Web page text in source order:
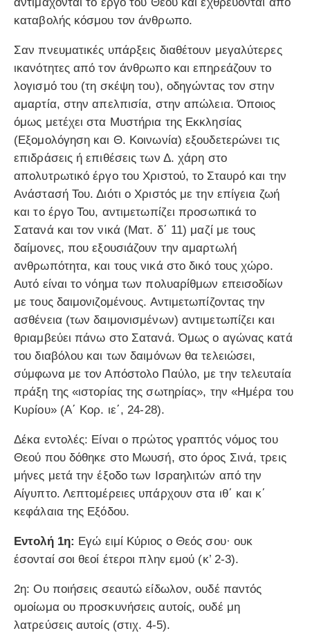
αντιμάχονται το έργο του Θεού και εχθρεύονται από
καταβολής κόσμου τον άνθρωπο.
Σαν πνευματικές υπάρξεις διαθέτουν μεγαλύτερες
ικανότητες από τον άνθρωπο και επηρεάζουν το
λογισμό του (τη σκέψη του), οδηγώντας τον στην
αμαρτία, στην απελπισία, στην απώλεια. Όποιος
όμως μετέχει στα Μυστήρια της Εκκλησίας
(Εξομολόγηση και Θ. Κοινωνία) εξουδετερώνει τις
επιδράσεις ή επιθέσεις των Δ. χάρη στο
απολυτρωτικό έργο του Χριστού, το Σταυρό και την
Ανάστασή Του. Διότι ο Χριστός με την επίγεια ζωή
και το έργο Του, αντιμετωπίζει προσωπικά το
Σατανά και τον νικά (Ματ. δ΄ 11) μαζί με τους
δαίμονες, που εξουσιάζουν την αμαρτωλή
ανθρωπότητα, και τους νικά στο δικό τους χώρο.
Αυτό είναι το νόημα των πολυαρίθμων επεισοδίων
με τους δαιμονιζομένους. Αντιμετωπίζοντας την
ασθένεια (των δαιμονισμένων) αντιμετωπίζει και
θριαμβεύει πάνω στο Σατανά. Όμως ο αγώνας κατά
του διαβόλου και των δαιμόνων θα τελειώσει,
σύμφωνα με τον Απόστολο Παύλο, με την τελευταία
πράξη της «ιστορίας της σωτηρίας», την «Ημέρα του
Κυρίου» (Α΄ Κορ. ιε΄, 24-28).
Δέκα εντολές: Είναι ο πρώτος γραπτός νόμος του
Θεού που δόθηκε στο Μωυσή, στο όρος Σινά, τρεις
μήνες μετά την έξοδο των Ισραηλιτών από την
Αίγυπτο. Λεπτομέρειες υπάρχουν στα ιθ΄ και κ΄
κεφάλαια της Εξόδου.
Εντολή 1η: Εγώ ειμί Κύριος ο Θεός σου· ουκ
έσονταί σοι θεοί έτεροι πλην εμού (κ’ 2-3).
2η: Ου ποιήσεις σεαυτώ είδωλον, ουδέ παντός
ομοίωμα ου προσκυνήσεις αυτοίς, ουδέ μη
λατρεύσεις αυτοίς (στιχ. 4-5).